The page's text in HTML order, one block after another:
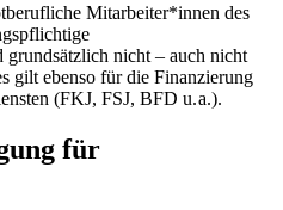
Mitarbeiter*innen des
grundsätzlich nicht – auch nicht
gilt ebenso für die Finanzierung
(FKJ, FSJ, BFD u. a.).
für